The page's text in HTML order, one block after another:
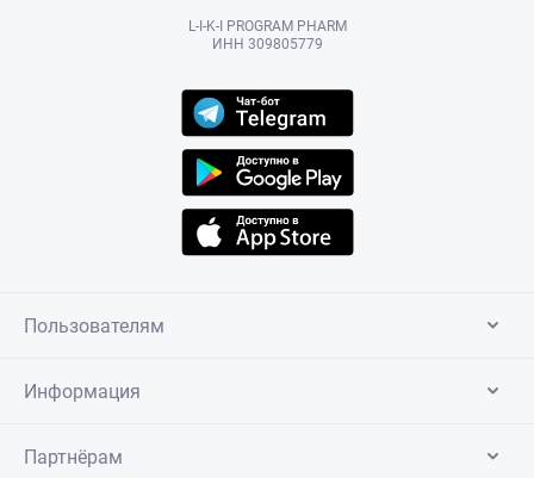
L-I-K-I PROGRAM PHARM
ИНН 309805779
Пользователям
Информация
Партнёрам